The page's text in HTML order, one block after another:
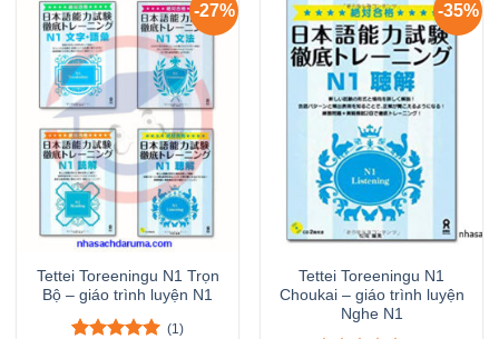
-27%
Tettei Toreeningu N1 Trọn
Bộ – giáo trình luyện N1
(1)
-35%
Tettei Toreeningu N1
Choukai – giáo trình luyện
Nghe N1